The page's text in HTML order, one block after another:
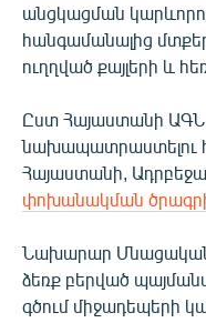
անցկացման
հանգամանալից
ուղղված քայլերի և
Ըստ Հայաստանի ԱԳՆ
նախապատրաստելու
Հայաստանի,
փոխանակման
Նախարար
ձեռք բերված
գծում միջադեպերի